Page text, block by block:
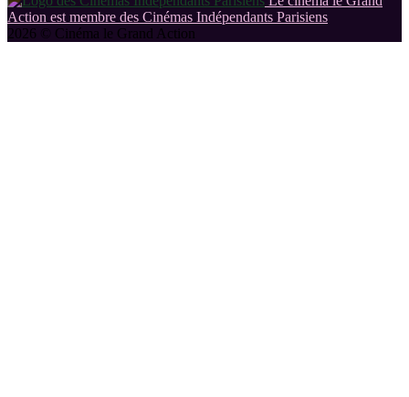
Action est membre des Cinémas Indépendants Parisiens
2026 © Cinéma le Grand Action